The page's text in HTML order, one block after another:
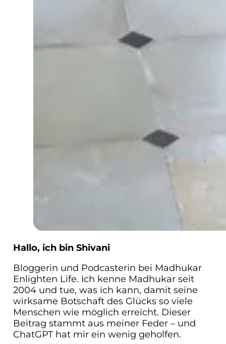
Hallo, ich bin Shivani
Bloggerin und Podcasterin bei Madhukar
Enlighten Life. Ich kenne Madhukar seit
2004 und tue, was ich kann, damit seine
wirksame Botschaft des Glücks so viele
Menschen wie möglich erreicht. Dieser
Beitrag stammt aus meiner Feder – und
ChatGPT hat mir ein wenig geholfen.